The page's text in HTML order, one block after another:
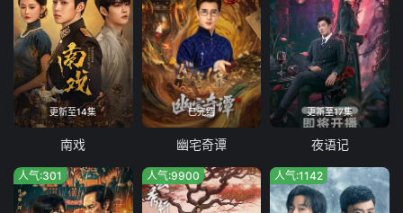
更新至14集
南戏
已完结
幽宅奇谭
更新至17集
夜语记
人气:301 人气:9900 人气:1142